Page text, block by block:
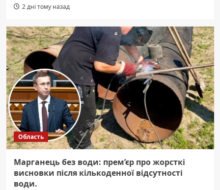
2 дні тому назад
Область
Марганець без води: прем’єр про жорсткі
висновки після кількоденної відсутності
води.